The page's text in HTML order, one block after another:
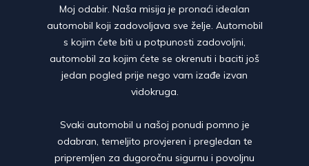
Moj odabir. Naša misija je pronaći idealan
automobil koji zadovoljava sve želje. Automobil
s kojim ćete biti u potpunosti zadovoljni,
automobil za kojim ćete se okrenuti i baciti još
jedan pogled prije nego vam izađe izvan
vidokruga.
Svaki automobil u našoj ponudi pomno je
odabran, temeljito provjeren i pregledan te
pripremljen za dugoročnu sigurnu i povoljnu